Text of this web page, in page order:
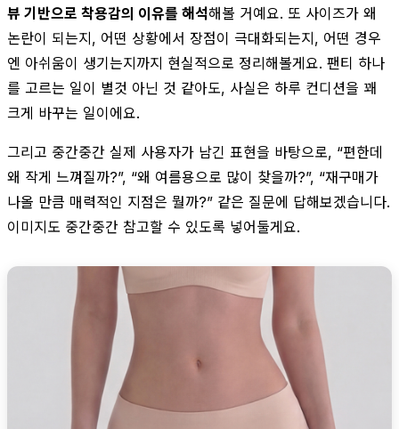
뷰 기반으로 착용감의 이유를 해석해볼 거예요. 또 사이즈가 왜
논란이 되는지, 어떤 상황에서 장점이 극대화되는지, 어떤 경우
엔 아쉬움이 생기는지까지 현실적으로 정리해볼게요. 팬티 하나
를 고르는 일이 별것 아닌 것 같아도, 사실은 하루 컨디션을 꽤
크게 바꾸는 일이에요.
그리고 중간중간 실제 사용자가 남긴 표현을 바탕으로, “편한데
왜 작게 느껴질까?”, “왜 여름용으로 많이 찾을까?”, “재구매가
나올 만큼 매력적인 지점은 뭘까?” 같은 질문에 답해보겠습니다.
이미지도 중간중간 참고할 수 있도록 넣어둘게요.